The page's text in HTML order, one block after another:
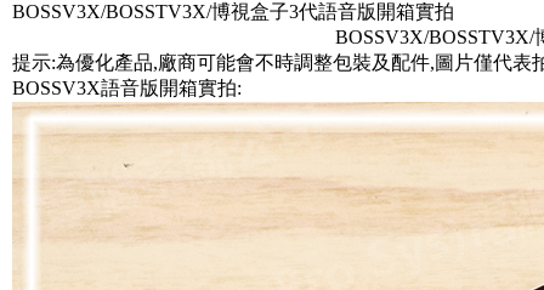
BOSSV3X/BOSSTV3X/博視盒子3代語音版開箱實拍
BOSSV3X/BOSSTV3X/
提示:為優化產品,廠商可能會不時調整包裝及配件,圖片僅代表
BOSSV3X語音版開箱實拍: